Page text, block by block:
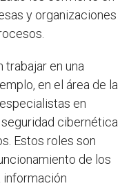
y organizaciones
trabajar en una
en el área de la
en
cibernética
Estos roles son
de los